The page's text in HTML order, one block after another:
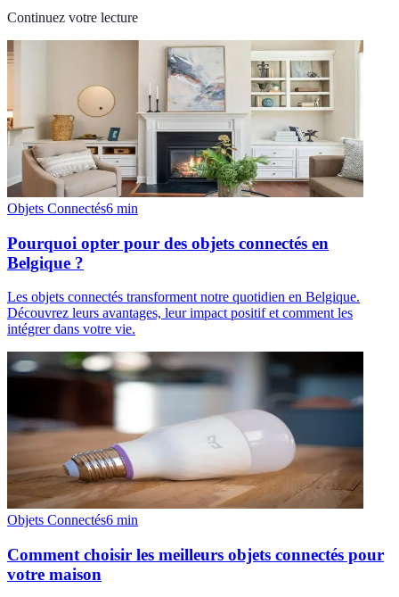
Continuez votre lecture
Objets Connectés6 min
Pourquoi opter pour des objets connectés en
Belgique ?
Les objets connectés transforment notre quotidien en Belgique.
Découvrez leurs avantages, leur impact positif et comment les
intégrer dans votre vie.
Objets Connectés6 min
Comment choisir les meilleurs objets connectés pour
votre maison